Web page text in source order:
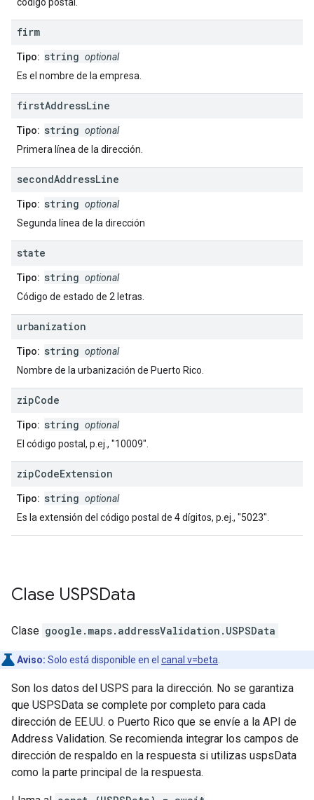
firm
Tipo: string optional
Es el nombre de la empresa.
firstAddressLine
Tipo: string optional
Primera línea de la dirección.
secondAddressLine
Tipo: string optional
Segunda línea de la dirección
state
Tipo: string optional
Código de estado de 2 letras.
urbanization
Tipo: string optional
Nombre de la urbanización de Puerto Rico.
zipCode
Tipo: string optional
El código postal, p.ej., "10009".
zipCodeExtension
Tipo: string optional
Es la extensión del código postal de 4 dígitos, p.ej., "5023".
Clase USPSData
Clase google.maps.addressValidation . USPSData
Aviso: Solo está disponible en el canal v=beta
Son los datos del USPS para la dirección. No se garantiza
que USPSData se complete por completo para cada
dirección de EE.UU. o Puerto Rico que se envíe a la API de
Address Validation. Se recomienda integrar los campos de
dirección de respaldo en la respuesta si utilizas uspsData
como la parte principal de la respuesta.